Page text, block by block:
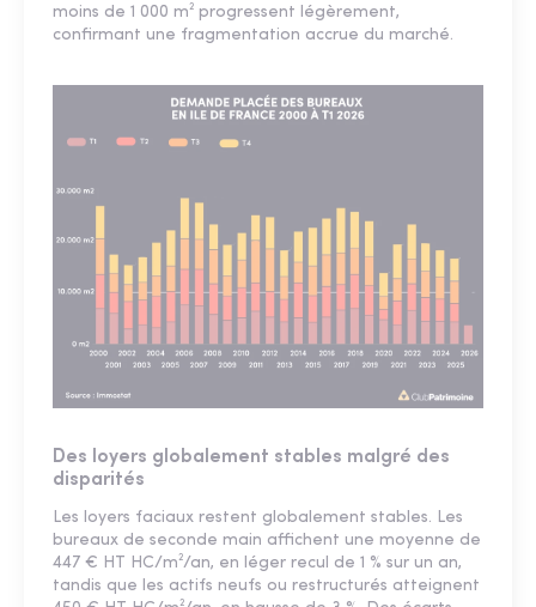
moins de 1 000 m² progressent légèrement,
confirmant une fragmentation accrue du marché.
Des loyers globalement stables malgré des
disparités
Les loyers faciaux restent globalement stables. Les
bureaux de seconde main affichent une moyenne de
447 € HT HC/m²/an, en léger recul de 1 % sur un an,
tandis que les actifs neufs ou restructurés atteignent